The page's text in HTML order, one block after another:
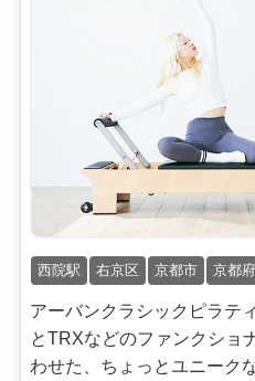
西院駅 右京区 京都市 京都府
アーバンクラシックピラテ
とTRXなどのファンクショ
わせた、ちょっとユニーク